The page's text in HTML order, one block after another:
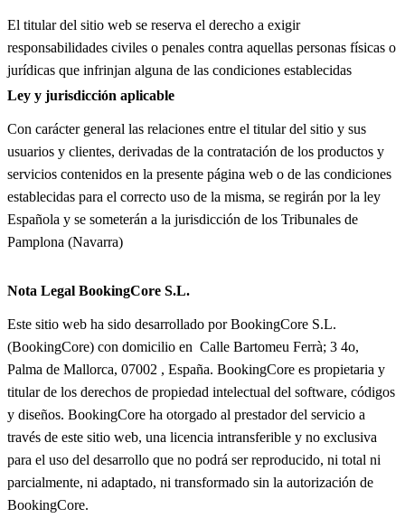
El titular del sitio web se reserva el derecho a exigir
responsabilidades civiles o penales contra aquellas personas físicas o
jurídicas que infrinjan alguna de las condiciones establecidas
Ley y jurisdicción aplicable
Con carácter general las relaciones entre el titular del sitio y sus
usuarios y clientes, derivadas de la contratación de los productos y
servicios contenidos en la presente página web o de las condiciones
establecidas para el correcto uso de la misma, se regirán por la ley
Española y se someterán a la jurisdicción de los Tribunales de
Pamplona (Navarra)
Nota Legal BookingCore S.L.
Este sitio web ha sido desarrollado por BookingCore S.L.
(BookingCore) con domicilio en Calle Bartomeu Ferrà; 3 4o,
Palma de Mallorca, 07002 , España. BookingCore es propietaria y
titular de los derechos de propiedad intelectual del software, códigos
y diseños. BookingCore ha otorgado al prestador del servicio a
través de este sitio web, una licencia intransferible y no exclusiva
para el uso del desarrollo que no podrá ser reproducido, ni total ni
parcialmente, ni adaptado, ni transformado sin la autorización de
BookingCore.